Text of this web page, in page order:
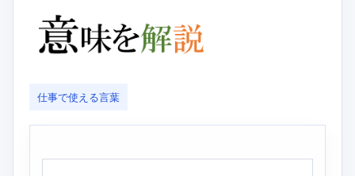
仕事で使える言葉